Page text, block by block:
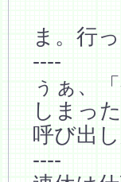
ま。行
----
ぅぁ、
しまっ
呼び出
----